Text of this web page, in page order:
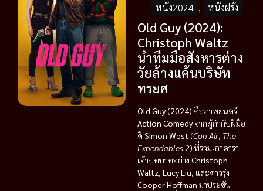
หนัง2024 , หนังฝรั่ง
Old Guy (2024):
Christoph Waltz
นำทีมมือสังหารต่าง
วัยล้างแค้นบริษัท
ทรยศ
Old Guy (2024) คือภาพยนตร์
Action Comedyจากผู้กำกับฝีมือ
ดี Simon West (Con Air, The
Expendables 2) ที่รวมเอาดารา
เจ้าบทบาทอย่าง Christoph
Waltz, Lucy Liu, และดาวรุ่ง
Cooper Hoffman มาประชัน